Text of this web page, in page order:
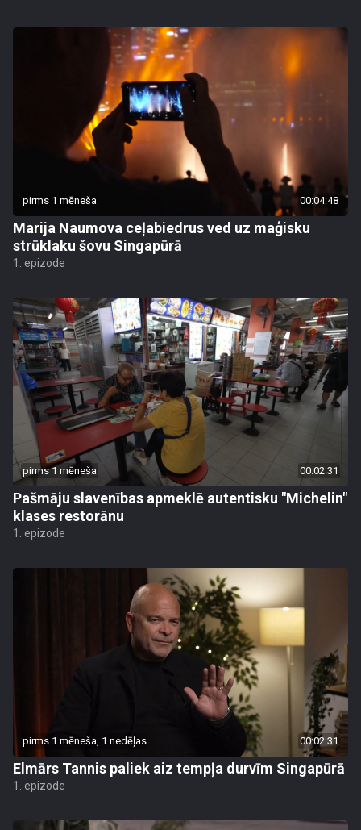
pirms 1 mēneša 00:04:48
Marija Naumova ceļabiedrus ved uz maģisku
strūklaku šovu Singapūrā
1. epizode
pirms 1 mēneša 00:02:31
Pašmāju slavenības apmeklē autentisku "Michelin"
klases restorānu
1. epizode
pirms 1 mēneša, 1 nedēļas 00:02:31
Elmārs Tannis paliek aiz tempļa durvīm Singapūrā
1. epizode